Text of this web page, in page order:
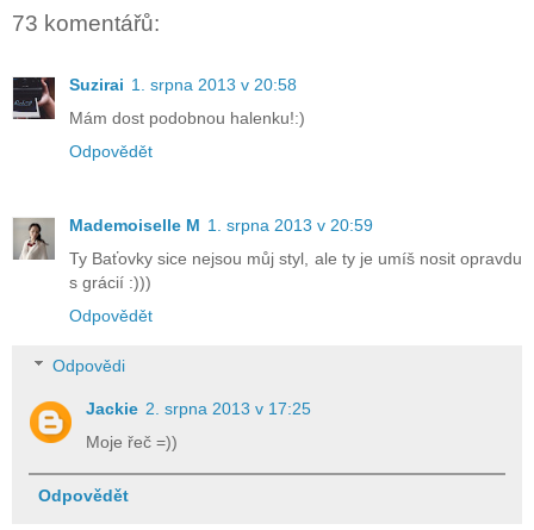
73 komentářů:
Suzirai 1. srpna 2013 v 20:58
Mám dost podobnou halenku!:)
Odpovědět
Mademoiselle M 1. srpna 2013 v 20:59
Ty Baťovky sice nejsou můj styl, ale ty je umíš nosit opravdu
s grácií :)))
Odpovědět
Odpovědi
Jackie 2. srpna 2013 v 17:25
Moje řeč =))
Odpovědět